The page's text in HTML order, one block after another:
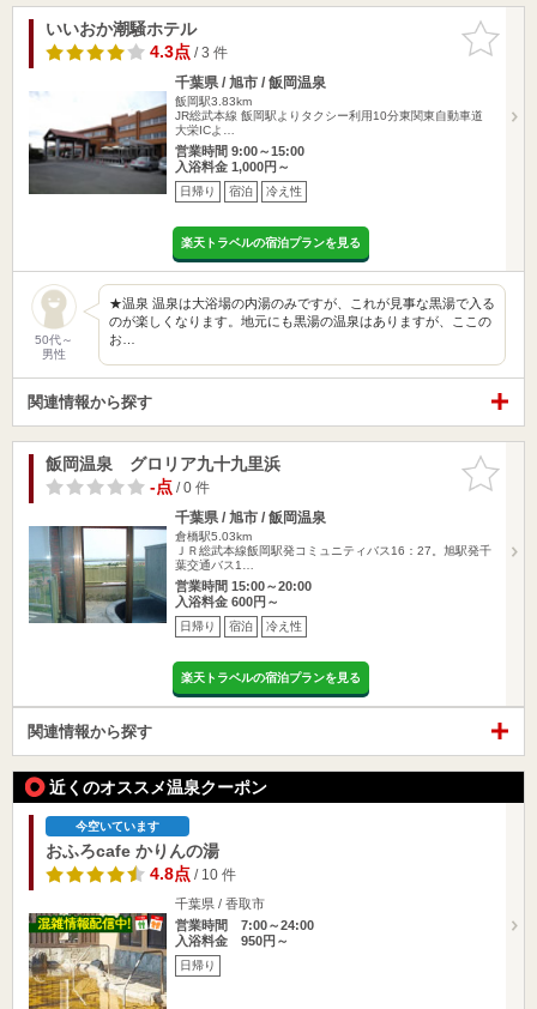
お気に入
りに追加
いいおか潮騒ホテル
4.3点/ 3 件
千葉県 / 旭市 / 飯岡温泉
飯岡駅3.83km
JR総武本線 飯岡駅よりタクシー利用10分東関東自動車道
大栄ICよ…
営業時間 9:00～15:00
入浴料金 1,000円～
日帰り 宿泊 冷え性
楽天トラベルの宿泊プランを見る
50代～
男性
★温泉 温泉は大浴場の内湯のみですが、これが見事な黒湯で入る
のが楽しくなります。地元にも黒湯の温泉はありますが、ここの
お…
関連情報から探す
お気に入
りに追加
飯岡温泉 グロリア九十九里浜
-点/ 0 件
千葉県 / 旭市 / 飯岡温泉
倉橋駅5.03km
ＪＲ総武本線飯岡駅発コミュニティバス16：27。旭駅発千
葉交通バス1…
営業時間 15:00～20:00
入浴料金 600円～
日帰り 宿泊 冷え性
楽天トラベルの宿泊プランを見る
関連情報から探す
近くのオススメ温泉クーポン
今空いています
おふろcafe かりんの湯
4.8点/ 10 件
千葉県 / 香取市
営業時間 7:00～24:00
入浴料金 950円～
日帰り